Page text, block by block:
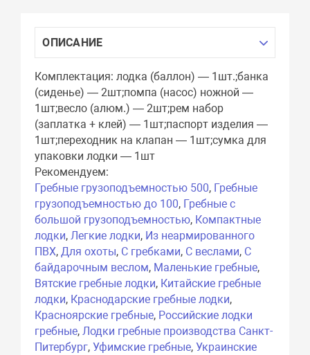
ОПИСАНИЕ
Комплектация: лодка (баллон) — 1шт.;банка
(сиденье) — 2шт;помпа (насос) ножной —
1шт;весло (алюм.) — 2шт;рем набор
(заплатка + клей) — 1шт;паспорт изделия —
1шт;переходник на клапан — 1шт;сумка для
упаковки лодки — 1шт
Рекомендуем:
Гребные грузоподъемностью 500, Гребные
грузоподъемностью до 100, Гребные с
большой грузоподъемностью, Компактные
лодки,Легкие лодки, Из неармированного
ПВХ,Для охоты, С гребками, С веслами, С
байдарочным веслом, Маленькие гребные,
Вятские гребные лодки, Китайские гребные
лодки, Краснодарские гребные лодки,
Красноярские гребные, Российские лодки
гребные,Лодки гребные производства Санкт-
Питербург,Уфимские гребные,Украинские